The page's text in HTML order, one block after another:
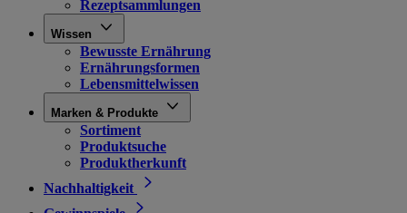
Rezeptsammlungen
Wissen
Bewusste Ernährung
Ernährungsformen
Lebensmittelwissen
Marken & Produkte
Sortiment
Produktsuche
Produktherkunft
Nachhaltigkeit